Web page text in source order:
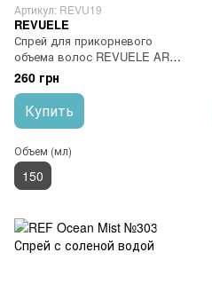
Артикул: REVU19
REVUELE
Спрей для прикорневого
объема волос REVUELE ART
Root Lifting Spray
260 грн
Купить
Объем (мл)
150